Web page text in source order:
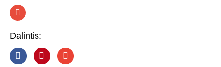
I
n
a
g
r
a
Dalintis: